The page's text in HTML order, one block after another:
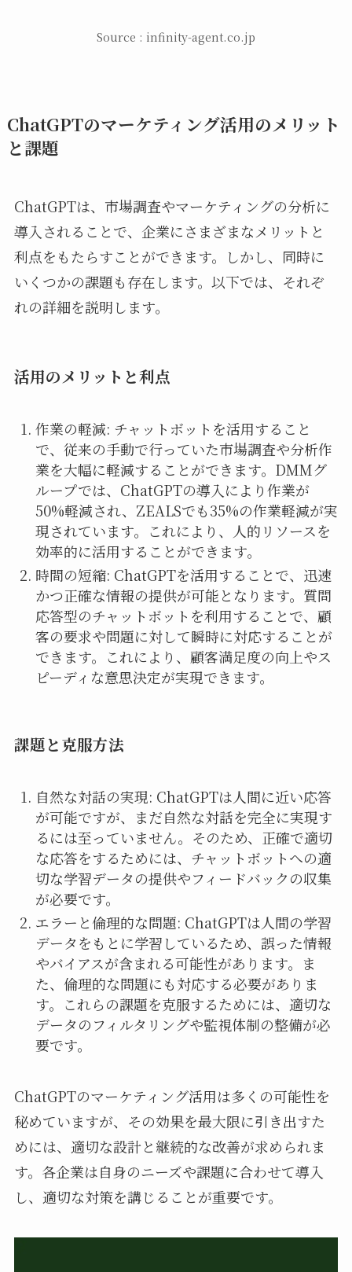
Source : infinity-agent.co.jp
ChatGPTのマーケティング活用のメリット
と課題
ChatGPTは、市場調査やマーケティングの分析に
導入されることで、企業にさまざまなメリットと
利点をもたらすことができます。しかし、同時に
いくつかの課題も存在します。以下では、それぞ
れの詳細を説明します。
活用のメリットと利点
作業の軽減: チャットボットを活用すること
で、従来の手動で行っていた市場調査や分析作
業を大幅に軽減することができます。DMMグ
ループでは、ChatGPTの導入により作業が
50%軽減され、ZEALSでも35%の作業軽減が実
現されています。これにより、人的リソースを
効率的に活用することができます。
時間の短縮: ChatGPTを活用することで、迅速
かつ正確な情報の提供が可能となります。質問
応答型のチャットボットを利用することで、顧
客の要求や問題に対して瞬時に対応することが
できます。これにより、顧客満足度の向上やス
ピーディな意思決定が実現できます。
課題と克服方法
自然な対話の実現: ChatGPTは人間に近い応答
が可能ですが、まだ自然な対話を完全に実現す
るには至っていません。そのため、正確で適切
な応答をするためには、チャットボットへの適
切な学習データの提供やフィードバックの収集
が必要です。
エラーと倫理的な問題: ChatGPTは人間の学習
データをもとに学習しているため、誤った情報
やバイアスが含まれる可能性があります。ま
た、倫理的な問題にも対応する必要がありま
す。これらの課題を克服するためには、適切な
データのフィルタリングや監視体制の整備が必
要です。
ChatGPTのマーケティング活用は多くの可能性を
秘めていますが、その効果を最大限に引き出すた
めには、適切な設計と継続的な改善が求められま
す。各企業は自身のニーズや課題に合わせて導入
し、適切な対策を講じることが重要です。